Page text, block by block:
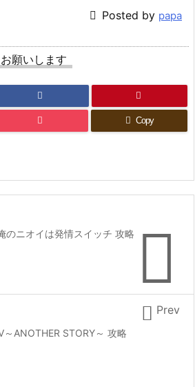
 Posted by papa
願いします
Copy

のニオイは発情スイッチ 攻略
～ANOTHER STORY～ 攻略
 Prev